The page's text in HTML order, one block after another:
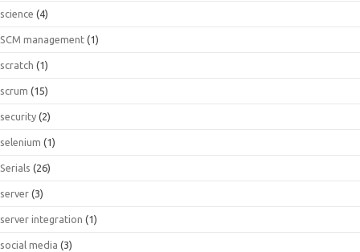
science (4)
SCM management (1)
scratch (1)
scrum (15)
security (2)
selenium (1)
Serials (26)
server (3)
server integration (1)
social media (3)